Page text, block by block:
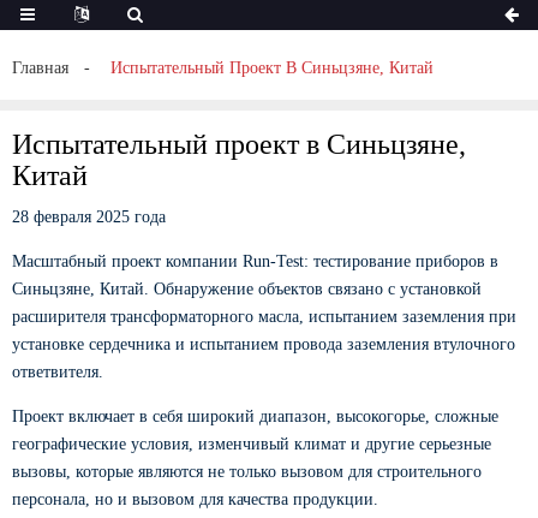
Главная Испытательный Проект В Синьцзяне, Китай
Испытательный проект в Синьцзяне,
Китай
28 февраля 2025 года
Масштабный проект компании Run-Test: тестирование приборов в
Синьцзяне, Китай. Обнаружение объектов связано с установкой
расширителя трансформаторного масла, испытанием заземления при
установке сердечника и испытанием провода заземления втулочного
ответвителя.
Проект включает в себя широкий диапазон, высокогорье, сложные
географические условия, изменчивый климат и другие серьезные
вызовы, которые являются не только вызовом для строительного
персонала, но и вызовом для качества продукции.